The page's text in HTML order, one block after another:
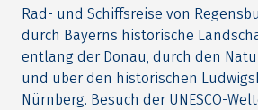
Rad- und Schiffsreise von
durch Bayerns historische
entlang der Donau, durch den
und über den historischen
Nürnberg. Besuch der UNESCO-